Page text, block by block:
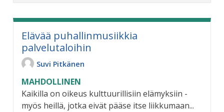
Elävää puhallinmusiikkia
palvelutaloihin
Suvi Pitkänen
MAHDOLLINEN
Kaikilla on oikeus kulttuurillisiin elämyksiin -
myös heillä, jotka eivät pääse itse liikkumaan...